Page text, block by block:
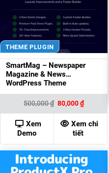
THEME PLUGIN
SmartMag – Newspaper
Magazine & News
WordPress Theme
500,000₫ Giá
gốc
là:
500,000 ₫.
80,000₫Giá
hiện
tại
là:
80,000 ₫.
Xem
Demo
Xem chi
tiết